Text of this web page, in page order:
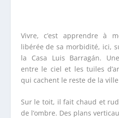
Vivre, c’est apprendre à
libérée de sa morbidité, ici,
la Casa Luis Barragán.
entre le ciel et les tuiles
qui cachent le reste de la
Sur le toit, il fait chaud et
de l’ombre. Des plans